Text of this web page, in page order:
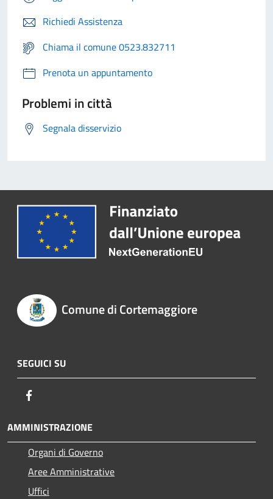
Richiedi Assistenza
Chiama il comune 0523.832711
Prenota un appuntamento
Problemi in città
Segnala disservizio
Comune di Cortemaggiore
SEGUICI SU
AMMINISTRAZIONE
Organi di Governo
Aree Amministrative
Uffici